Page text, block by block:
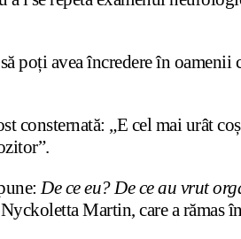
poți avea încredere în
„E cel mai urât
De ce eu? De ce au vrut
Martin, care a rămas